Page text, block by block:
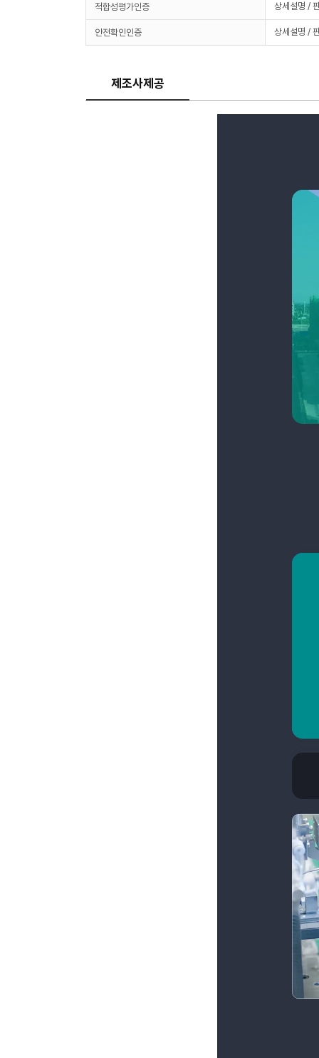
적합성평가인증 상세설명 /
안전확인인증 상세설명 /
제조사제공